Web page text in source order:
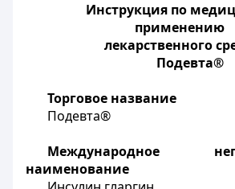
Инструкция по
применению
лекарственного
Подевта®
Торговое название
Подевта®
Международное
наименование